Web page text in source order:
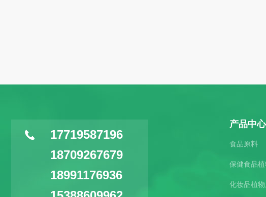
17719587196
18709267679
18991176936
产品中心
食品原料
保健食品
化妆品植